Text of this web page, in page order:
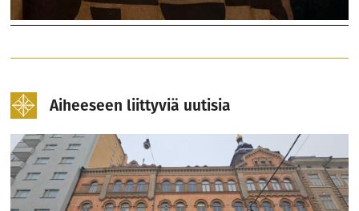
Aiheeseen liittyviä uutisia